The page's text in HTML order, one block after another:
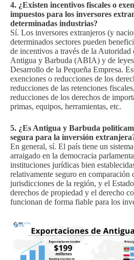
4. ¿Existen incentivos fiscales o
impuestos para los inversores
determinadas industrias?
Sí. Los inversores extranjeros (y
determinados sectores pueden
de incentivos a través de la Autoridad
Antigua y Barbuda (ABIA) y de
Desarrollo de la Pequeña Empresa.
exenciones o reducciones de los
reducciones de las retenciones
reducciones de los derechos de
primas, equipos, herramientas, etc.
5. ¿Es Antigua y Barbuda
segura para la inversión
En general, sí. El país tiene un
arraigado en la democracia
instituciones jurídicas bien
relativamente seguro en comparación
jurisdicciones de la región, y el
derechos de propiedad y el derecho
funcionan de forma fiable para los